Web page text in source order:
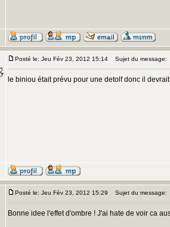
Posté le: Jeu Fév 23, 2012 15:14 Sujet du message:
le biniou était prévu pour une detolf donc il
Posté le: Jeu Fév 23, 2012 15:29 Sujet du message:
Bonne idee l'effet d'ombre ! J'ai hate de voir ca